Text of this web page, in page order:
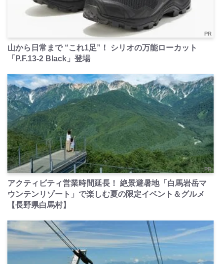
PR
山から日常まで “これ1足”！ シリオの万能ローカット
「P.F.13-2 Black」登場
PR
アクティビティ営業時間延長！ 絶景避暑地「白馬岩岳マ
ウンテンリゾート」で楽しむ夏の限定イベント＆グルメ
【長野県白馬村】